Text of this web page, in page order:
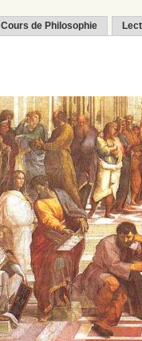
Cours de Philosophie